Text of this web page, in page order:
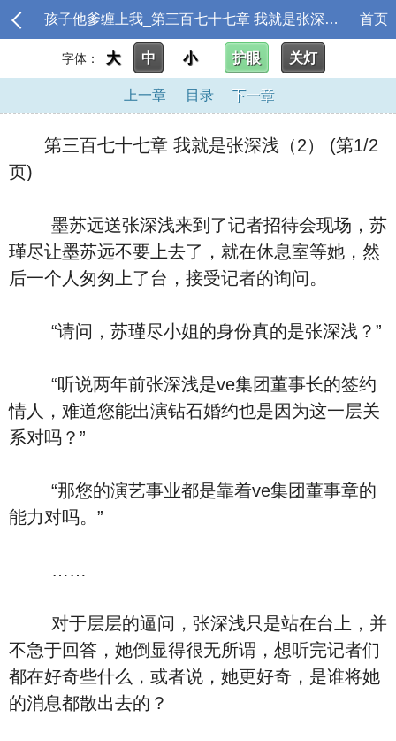
孩子他爹缠上我_第三百七十七章 我就是张深浅（2） 首页
字体： 大 中 小 护眼 关灯
上一章 目录 下一章
第三百七十七章 我就是张深浅（2） (第1/2
页)
墨苏远送张深浅来到了记者招待会现场，苏
瑾尽让墨苏远不要上去了，就在休息室等她，然
后一个人匆匆上了台，接受记者的询问。
“请问，苏瑾尽小姐的身份真的是张深浅？”
“听说两年前张深浅是ve集团董事长的签约
情人，难道您能出演钻石婚约也是因为这一层关
系对吗？”
“那您的演艺事业都是靠着ve集团董事章的
能力对吗。”
……
对于层层的逼问，张深浅只是站在台上，并
不急于回答，她倒显得很无所谓，想听完记者们
都在好奇些什么，或者说，她更好奇，是谁将她
的消息都散出去的？